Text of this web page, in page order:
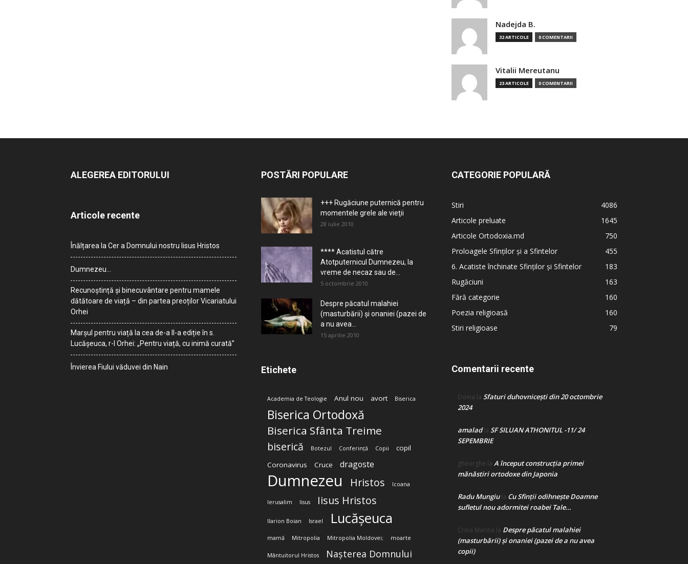
Nadejda B.
32 ARTICOLE 0 COMENTARII
Vitalii Mereutanu
23 ARTICOLE 0 COMENTARII
ALEGEREA EDITORULUI
Articole recente
Înălțarea la Cer a Domnului nostru Iisus Hristos
Dumnezeu…
Recunoștință și binecuvântare pentru mamele
dătătoare de viață – din partea preoților Vicariatului
Orhei
Marșul pentru viață la cea de-a II-a ediție în s.
Lucășeuca, r-l Orhei: „Pentru viață, cu inimă curată”
Învierea Fiului văduvei din Nain
POSTĂRI POPULARE
+++ Rugăciune puternică pentru
momentele grele ale vieţii
28 iulie 2010
**** Acatistul către
Atotputernicul Dumnezeu, la
vreme de necaz sau de...
5 octombrie 2010
Despre păcatul malahiei
(masturbării) şi onaniei (pazei de
a nu avea...
15 aprilie 2010
Etichete
Academia de Teologie Anul nou avort Biserica
Biserica Ortodoxă
Biserica Sfânta Treime
biserică Botezul Conferință Copii
copil
Coronavirus
Cruce dragoste
Dumnezeu Hristos Icoana
Ierusalim Iisus Iisus Hristos
Ilarion Boian Israel Lucășeuca
mamă Mitropolia Mitropolia Moldovei; moarte
Mântuitorul Hristos Nașterea Domnului
CATEGORIE POPULARĂ
Stiri
4086
Articole preluate
1645
Articole Ortodoxia.md
750
Proloagele Sfinților și a Sfintelor
455
6. Acatiste închinate Sfinților și Sfintelor
183
Rugăciuni
163
Fără categorie
160
Poezia religioasă
160
Stiri religioase
79
Comentarii recente
Doina la Sfaturi duhovnicești din 20 octombrie
2024
amaladla SF SILUAN ATHONITUL -11/ 24
SEPEMBRIE
gheorghe la A început construcţia primei
mănăstiri ortodoxe din Japonia
Radu Mungiula Cu Sfinții odihnește Doamne
sufletul nou adormitei roabei Tale…
Crina Marina la Despre păcatul malahiei
(masturbării) şi onaniei (pazei de a nu avea
copii)